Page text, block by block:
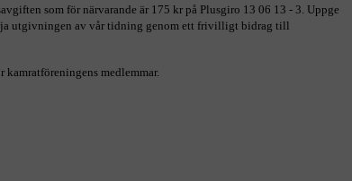
som för närvarande är 175 kr på Plusgiro 13 06 13 - 3. Uppge
utgivningen av vår tidning genom ett frivilligt bidrag till
medlemmar.